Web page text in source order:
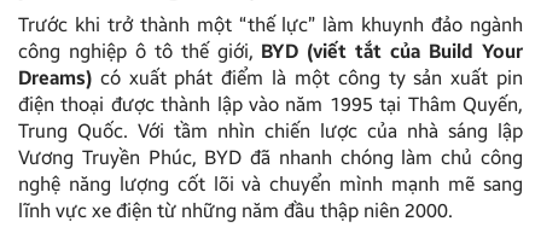
Trước khi trở thành một “thế lực” làm khuynh đảo ngành
công nghiệp ô tô thế giới, BYD (viết tắt của Build Your
Dreams) có xuất phát điểm là một công ty sản xuất pin
điện thoại được thành lập vào năm 1995 tại Thâm Quyến,
Trung Quốc. Với tầm nhìn chiến lược của nhà sáng lập
Vương Truyền Phúc, BYD đã nhanh chóng làm chủ công
nghệ năng lượng cốt lõi và chuyển mình mạnh mẽ sang
lĩnh vực xe điện từ những năm đầu thập niên 2000.